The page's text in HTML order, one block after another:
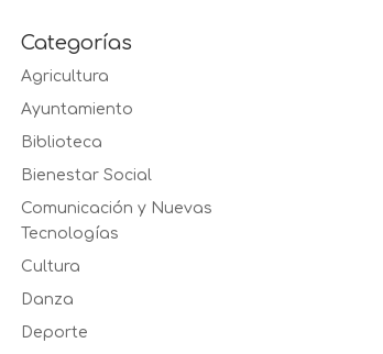
Categorías
Agricultura
Ayuntamiento
Biblioteca
Bienestar Social
Comunicación y Nuevas
Tecnologías
Cultura
Danza
Deporte